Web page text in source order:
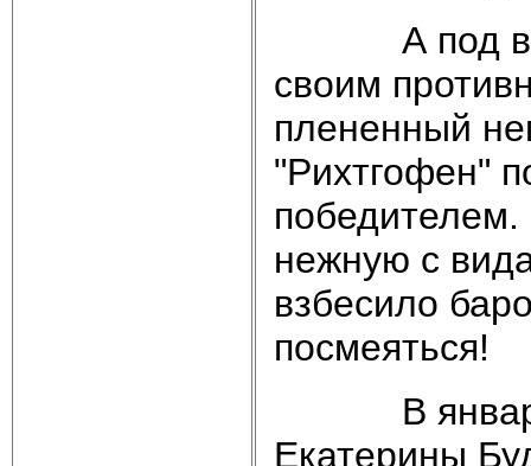
А под
своим
плененный
"Рихтгофен"
нежную с
взбесило
посмеяться!
В январе
Екатерины